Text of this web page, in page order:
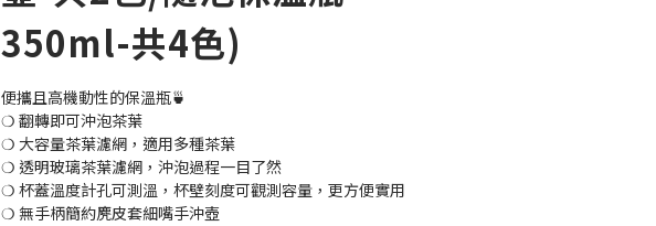
350ml-共4色)
便攜且高機動性的保溫瓶🍵
❍ 翻轉即可沖泡茶葉
❍ 大容量茶葉濾網，適用多種茶葉
❍ 透明玻璃茶葉濾網，沖泡過程一目了然
❍ 杯蓋溫度計孔可測溫，杯壁刻度可觀測容量，更方便實用
❍ 無手柄簡約麂皮套細嘴手沖壺